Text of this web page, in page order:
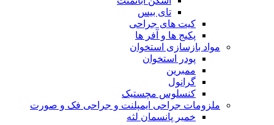
تای بیس
کیت های جراحی
پکیج ها و آفر ها
مواد بازسازی استخوان
پودر استخوان
ممبرین
گرانول
کنسلوس مچستیک
ملزومات جراحی ایمپلنت و جراحی فک و صورت
خمیر پانسمان لثه